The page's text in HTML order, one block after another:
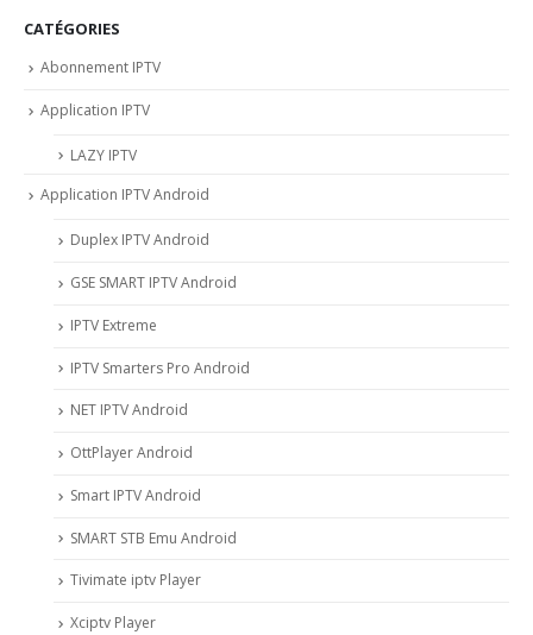
CATÉGORIES
Abonnement IPTV
Application IPTV
LAZY IPTV
Application IPTV Android
Duplex IPTV Android
GSE SMART IPTV Android
IPTV Extreme
IPTV Smarters Pro Android
NET IPTV Android
OttPlayer Android
Smart IPTV Android
SMART STB Emu Android
Tivimate iptv Player
Xciptv Player